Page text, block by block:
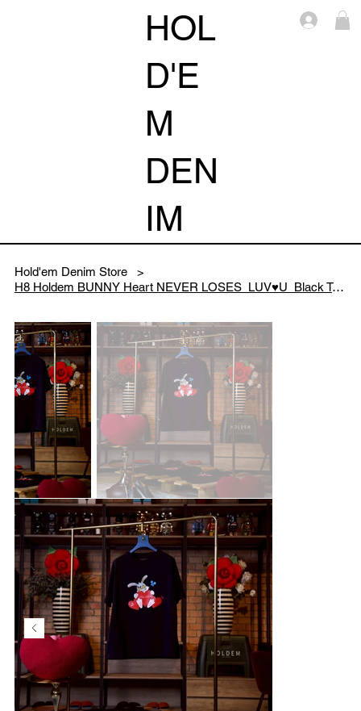
HOL
D'E
M
DEN
IM
Log
Hold'em Denim Store
>
H8 Holdem BUNNY Heart NEVER LOSES LUV♥️U Black Tee (Over Size)